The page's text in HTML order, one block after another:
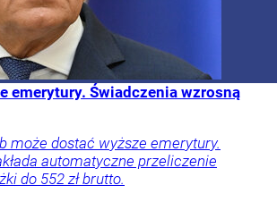
emerytury. Świadczenia wzrosną
może dostać wyższe emerytury.
automatyczne przeliczenie
do 552 zł brutto.